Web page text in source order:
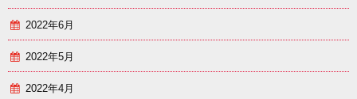
2022年6月
2022年5月
2022年4月